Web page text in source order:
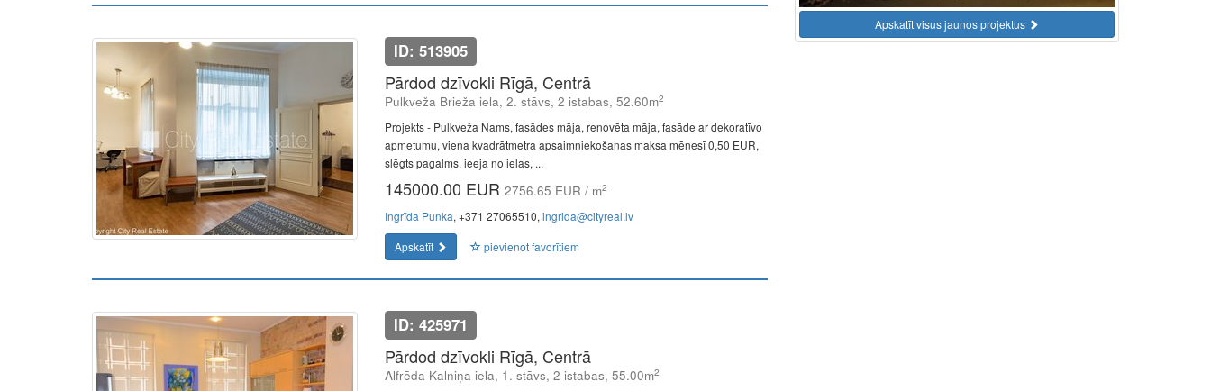
ID: 513905
Pārdod dzīvokli Rīgā, Centrā
Pulkveža Brieža iela, 2. stāvs, 2 istabas, 52.60m2
Projekts - Pulkveža Nams, fasādes māja, renovēta māja, fasāde ar dekoratīvo
apmetumu, viena kvadrātmetra apsaimniekošanas maksa mēnesī 0,50 EUR,
slēgts pagalms, ieeja no ielas, ...
145000.00 EUR 2756.65 EUR / m2
Ingrīda Punka, +371 27065510, ingrida@cityreal.lv
Apskatīt
pievienot favorītiem
ID: 425971
Pārdod dzīvokli Rīgā, Centrā
Alfrēda Kalniņa iela, 1. stāvs, 2 istabas, 55.00m2
Apskatīt visus jaunos projektus